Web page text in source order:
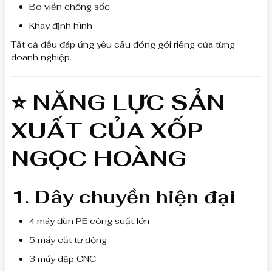
Bo viền chống sốc
Khay định hình
Tất cả đều đáp ứng yêu cầu đóng gói riêng của từng
doanh nghiệp.
⭐ NĂNG LỰC SẢN
XUẤT CỦA XỐP
NGỌC HOÀNG
1. Dây chuyền hiện đại
4 máy đùn PE công suất lớn
5 máy cắt tự động
3 máy dập CNC